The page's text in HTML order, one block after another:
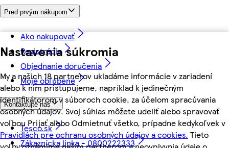
Nastavenia súkromia
My a našich 18 partnerov ukladáme informácie v zariadení
alebo k nim pristupujeme, napríklad k jedinečným
identifikátorom v súboroch cookie, za účelom spracúvania
osobných údajov. Svoj súhlas môžete udeliť alebo spravovať
voľbou Prijať alebo Odmietnuť všetko, prípadne kedykoľvek v
Pravidlách pre ochranu osobných údajov a cookies. Tieto
Pred prvým nákupom
Ako nakupovať
Registrácia
Objednanie doručenia
Moje obľúbené
Kontaktujte nás
Tesco.sk
Zákaznícka linka - 0800222333